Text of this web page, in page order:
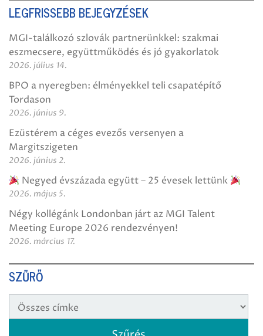
LEGFRISSEBB BEJEGYZÉSEK
MGI-találkozó szlovák partnerünkkel: szakmai
eszmecsere, együttműködés és jó gyakorlatok
2026. július 14.
BPO a nyeregben: élményekkel teli csapatépítő
Tordason
2026. június 9.
Ezüstérem a céges evezős versenyen a
Margitszigeten
2026. június 2.
Negyed évszázada együtt – 25 évesek lettünk
2026. május 5.
Négy kollégánk Londonban járt az MGI Talent
Meeting Europe 2026 rendezvényen!
2026. március 17.
SZŰRŐ